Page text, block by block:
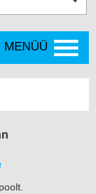
MENÜÜ